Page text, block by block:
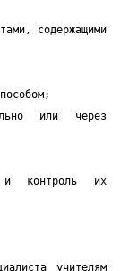
содержащими
или через
и контроль их
учителям